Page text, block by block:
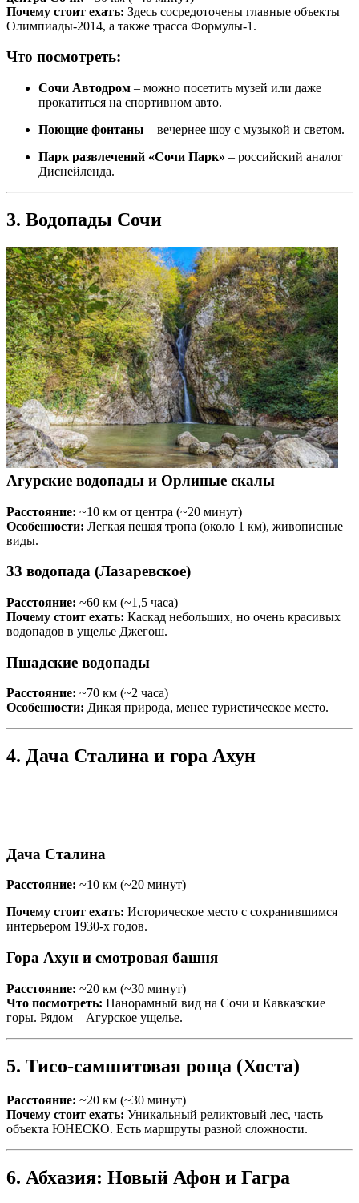
Почему стоит ехать: Здесь сосредоточены главные объекты
Олимпиады-2014, а также трасса Формулы-1.
Что посмотреть:
Сочи Автодром – можно посетить музей или даже
прокатиться на спортивном авто.
Поющие фонтаны – вечернее шоу с музыкой и светом.
Парк развлечений «Сочи Парк» – российский аналог
Диснейленда.
3. Водопады Сочи
Агурские водопады и Орлиные скалы
Расстояние: ~10 км от центра (~20 минут)
Особенности: Легкая пешая тропа (около 1 км), живописные
виды.
33 водопада (Лазаревское)
Расстояние: ~60 км (~1,5 часа)
Почему стоит ехать: Каскад небольших, но очень красивых
водопадов в ущелье Джегош.
Пшадские водопады
Расстояние: ~70 км (~2 часа)
Особенности: Дикая природа, менее туристическое место.
4. Дача Сталина и гора Ахун
Дача Сталина
Расстояние: ~10 км (~20 минут)
Почему стоит ехать: Историческое место с сохранившимся
интерьером 1930-х годов.
Гора Ахун и смотровая башня
Расстояние: ~20 км (~30 минут)
Что посмотреть: Панорамный вид на Сочи и Кавказские
горы. Рядом – Агурское ущелье.
5. Тисо-самшитовая роща (Хоста)
Расстояние: ~20 км (~30 минут)
Почему стоит ехать: Уникальный реликтовый лес, часть
объекта ЮНЕСКО. Есть маршруты разной сложности.
6. Абхазия: Новый Афон и Гагра